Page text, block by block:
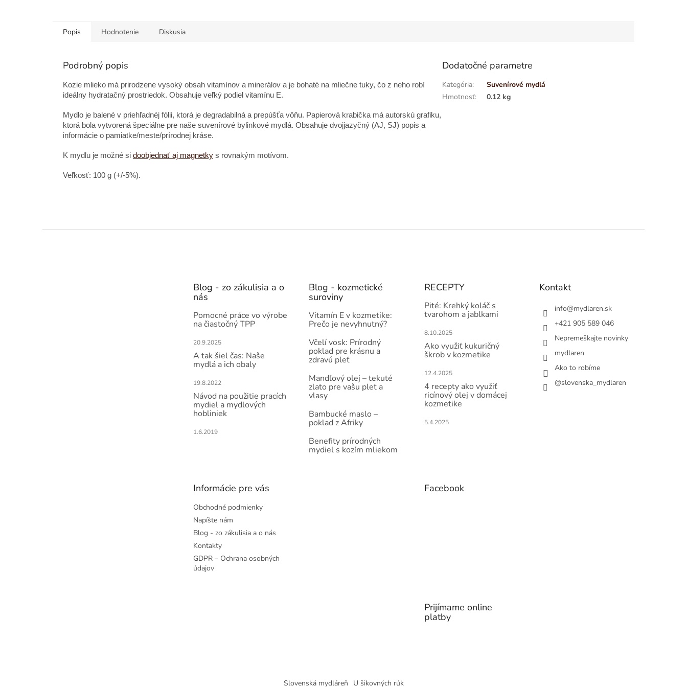
Popis Hodnotenie Diskusia
Podrobný popis
Kozie mlieko má prirodzene vysoký obsah vitamínov a minerálov a je bohaté na mliečne tuky, čo z neho robí
ideálny hydratačný prostriedok. Obsahuje veľký podiel vitamínu E.
Mydlo je balené v priehľadnéj fólii, ktorá je degradabilná a prepúšťa vôňu. Papierová krabička má autorskú grafiku,
ktorá bola vytvorená špeciálne pre naše suvenírové bylinkové mydlá. Obsahuje dvojjazyčný (AJ, SJ) popis a
informácie o pamiatke/meste/prírodnej kráse.
K mydlu je možné si doobjednať aj magnetky s rovnakým motívom.
Veľkosť: 100 g (+/-5%).
Dodatočné parametre
Kategória:
Suvenírové mydlá
Hmotnosť: 0.12 kg
Blog - zo zákulisia a o
nás
Pomocné práce vo výrobe
na čiastočný TPP
20.9.2025
A tak šiel čas: Naše
mydlá a ich obaly
19.8.2022
Návod na použitie pracích
mydiel a mydlových
hobliniek
1.6.2019
Blog - kozmetické
suroviny
Vitamín E v kozmetike:
Prečo je nevyhnutný?
Včelí vosk: Prírodný
poklad pre krásnu a
zdravú pleť
Mandľový olej – tekuté
zlato pre vašu pleť a
vlasy
Bambucké maslo –
poklad z Afriky
Benefity prírodných
mydiel s kozím mliekom
RECEPTY
Pité: Krehký koláč s
tvarohom a jablkami
8.10.2025
Ako využiť kukuričný
škrob v kozmetike
12.4.2025
4 recepty ako využiť
ricínový olej v domácej
kozmetike
5.4.2025
Kontakt
info@mydlaren.sk
+421 905 589 046
Nepremeškajte novinky
mydlaren
Ako to robíme
@slovenska_mydlaren
Informácie pre vás
Obchodné podmienky
Napíšte nám
Blog - zo zákulisia a o nás
Kontakty
GDPR – Ochrana osobných
údajov
Facebook
Prijímame online
platby
Slovenská mydláreň U šikovných rúk